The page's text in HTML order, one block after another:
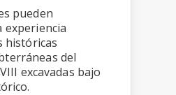
pueden
experiencia
históricas
del
excavadas bajo